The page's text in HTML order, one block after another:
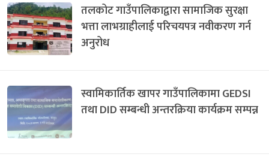
तलकोट गाउँपालिकाद्वारा सामाजिक सुरक्षा
भत्ता लाभग्राहीलाई परिचयपत्र नवीकरण गर्न
अनुरोध
स्वामिकार्तिक खापर गाउँपालिकामा GEDSI
तथा DID सम्बन्धी अन्तरक्रिया कार्यक्रम सम्पन्न